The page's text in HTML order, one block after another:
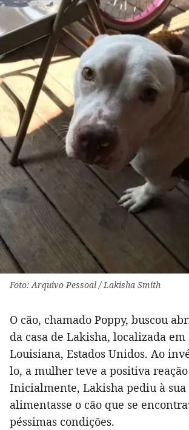
Foto: Arquivo Pessoal / Lakisha Smith
O cão, chamado Poppy, buscou
da casa de Lakisha, localizada
Louisiana, Estados Unidos. Ao
lo, a mulher teve a positiva
Inicialmente, Lakisha pediu à
alimentasse o cão que se
péssimas condições.